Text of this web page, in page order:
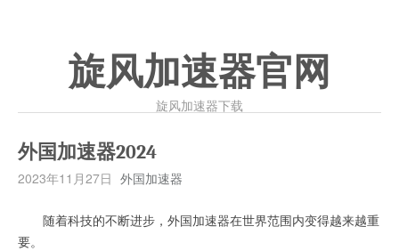
旋风加速器官网
旋风加速器下载
外国加速器2024
2023年11月27日 外国加速器
随着科技的不断进步，外国加速器在世界范围内变得越来越重
要。